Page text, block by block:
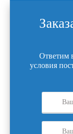
Ответим
условия